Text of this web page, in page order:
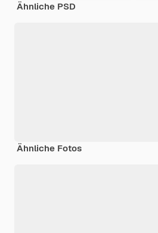
Ähnliche PSD
Ähnliche Fotos